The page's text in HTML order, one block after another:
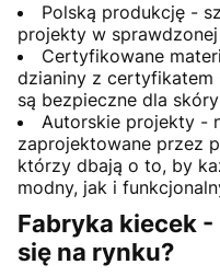
Polską produkcję -
projekty w
Certyfikowane
dzianiny z certyfikatem
są bezpieczne dla
Autorskie projekty -
zaprojektowane przez
którzy dbają o to, by
modny, jak i
Fabryka kiecek
się na rynku?